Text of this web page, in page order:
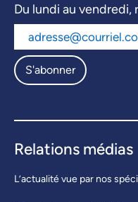
Du lundi au vendredi,
S'abonner
Relations médias
L’actualité vue par nos